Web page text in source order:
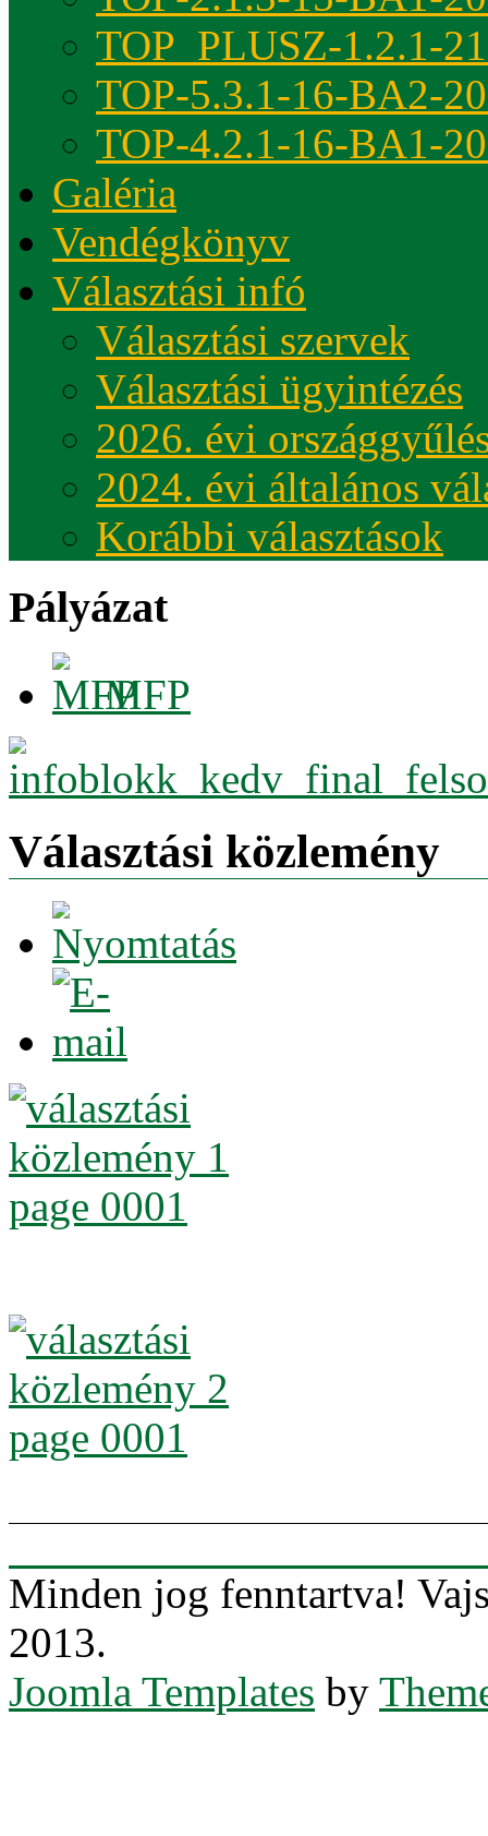
TOP_PLUSZ-1.2.1-
TOP-5.3.1-16-BA2-
TOP-4.2.1-16-BA1-
Galéria
Vendégkönyv
Választási infó
Választási szervek
Választási ügyintézés
2026. évi
2024. évi általános
Korábbi választások
Pályázat
MFP
Választási közlemény
Minden jog fenntartva!
2013.
Joomla Templates by